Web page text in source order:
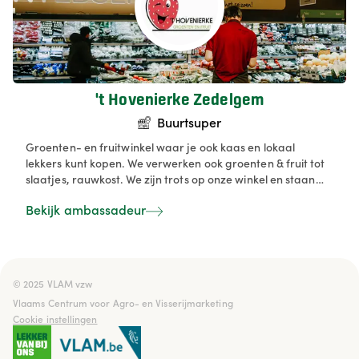
lekker lokaal kan zijn! ☕️🍷 #LekkerVanBijOns
't Hovenierke Zedelgem
Buurtsuper
Groenten- en fruitwinkel waar je ook kaas en lokaal
lekkers kunt kopen. We verwerken ook groenten & fruit tot
slaatjes, rauwkost. We zijn trots op onze winkel en staan
Bekijk ambassadeur
© 2025 VLAM vzw
Vlaams Centrum voor Agro- en Visserijmarketing
Cookie instellingen